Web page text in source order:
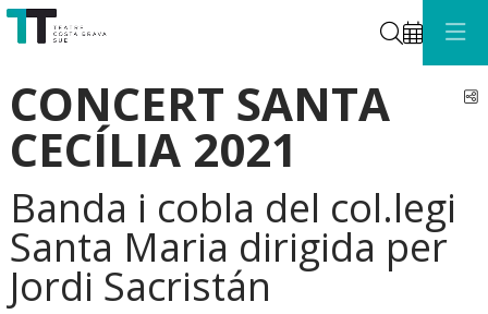
Cerca
CONCERT SANTA
CECÍLIA 2021
Banda i cobla del col.legi
Santa Maria dirigida per
Jordi Sacristán